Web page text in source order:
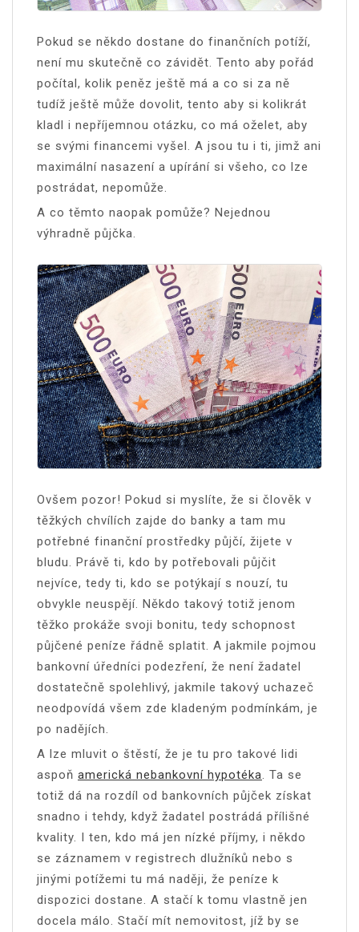
Pokud se někdo dostane do finančních potíží,
není mu skutečně co závidět. Tento aby pořád
počítal, kolik peněz ještě má a co si za ně
tudíž ještě může dovolit, tento aby si kolikrát
kladl i nepříjemnou otázku, co má oželet, aby
se svými financemi vyšel. A jsou tu i ti, jimž ani
maximální nasazení a upírání si všeho, co lze
postrádat, nepomůže.
A co těmto naopak pomůže? Nejednou
výhradně půjčka.
Ovšem pozor! Pokud si myslíte, že si člověk v
těžkých chvílích zajde do banky a tam mu
potřebné finanční prostředky půjčí, žijete v
bludu. Právě ti, kdo by potřebovali půjčit
nejvíce, tedy ti, kdo se potýkají s nouzí, tu
obvykle neuspějí. Někdo takový totiž jenom
těžko prokáže svoji bonitu, tedy schopnost
půjčené peníze řádně splatit. A jakmile pojmou
bankovní úředníci podezření, že není žadatel
dostatečně spolehlivý, jakmile takový uchazeč
neodpovídá všem zde kladeným podmínkám, je
po nadějích.
A lze mluvit o štěstí, že je tu pro takové lidi
aspoň americká nebankovní hypotéka. Ta se
totiž dá na rozdíl od bankovních půjček získat
snadno i tehdy, když žadatel postrádá přílišné
kvality. I ten, kdo má jen nízké příjmy, i někdo
se záznamem v registrech dlužníků nebo s
jinými potížemi tu má naději, že peníze k
dispozici dostane. A stačí k tomu vlastně jen
docela málo. Stačí mít nemovitost, jíž by se